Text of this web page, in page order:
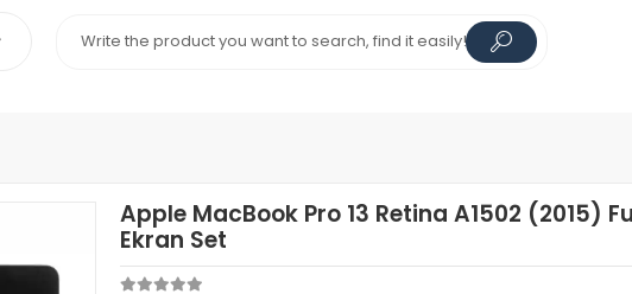
Apple MacBook Pro 13 Retina A1502 (2015)
Ekran Set